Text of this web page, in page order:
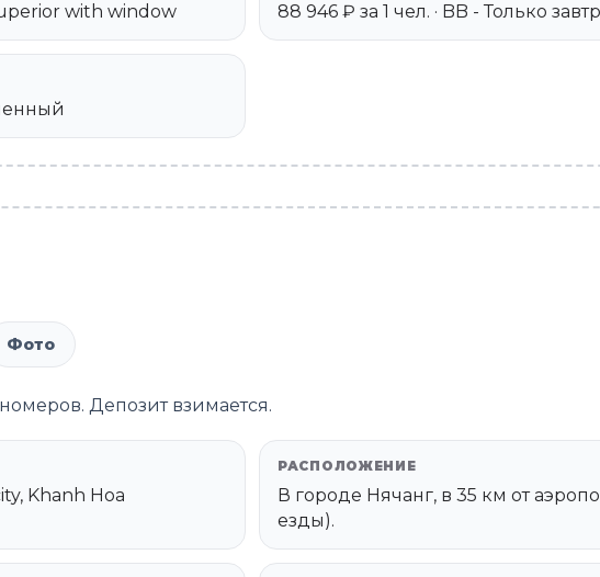
with window 88 946 ₽ за 1 чел. · BB - Только
Фото
Депозит взимается.
Khanh Hoa
РАСПОЛОЖЕНИЕ
В городе Нячанг, в 35 км от
езды).